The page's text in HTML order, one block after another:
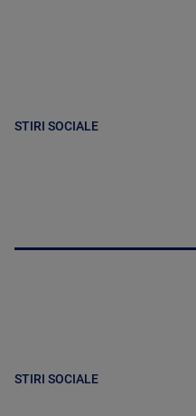
STIRI SOCIALE
STIRI SOCIALE